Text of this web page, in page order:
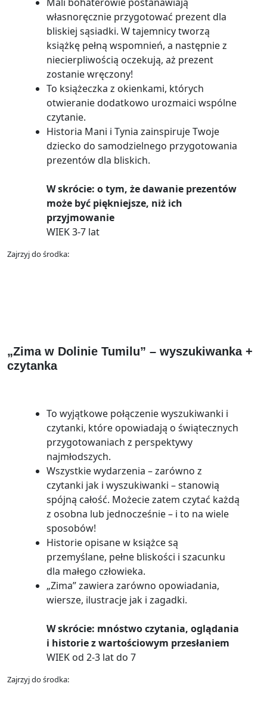
własnoręcznie przygotować prezent dla
bliskiej sąsiadki. W tajemnicy tworzą
książkę pełną wspomnień, a następnie z
niecierpliwością oczekują, aż prezent
zostanie wręczony!
To książeczka z okienkami, których
otwieranie dodatkowo urozmaici wspólne
czytanie.
Historia Mani i Tynia zainspiruje Twoje
dziecko do samodzielnego przygotowania
prezentów dla bliskich.
W skrócie: o tym, że dawanie prezentów
może być piękniejsze, niż ich
przyjmowanie
WIEK 3-7 lat
Zajrzyj do środka:
„Zima w Dolinie Tumilu” – wyszukiwanka +
czytanka
To wyjątkowe połączenie wyszukiwanki i
czytanki, które opowiadają o świątecznych
przygotowaniach z perspektywy
najmłodszych.
Wszystkie wydarzenia – zarówno z
czytanki jak i wyszukiwanki – stanowią
spójną całość. Możecie zatem czytać każdą
z osobna lub jednocześnie – i to na wiele
sposobów!
Historie opisane w książce są
przemyślane, pełne bliskości i szacunku
dla małego człowieka.
„Zima” zawiera zarówno opowiadania,
wiersze, ilustracje jak i zagadki.
W skrócie: mnóstwo czytania, oglądania
i historie z wartościowym przesłaniem
WIEK od 2-3 lat do 7
Zajrzyj do środka: